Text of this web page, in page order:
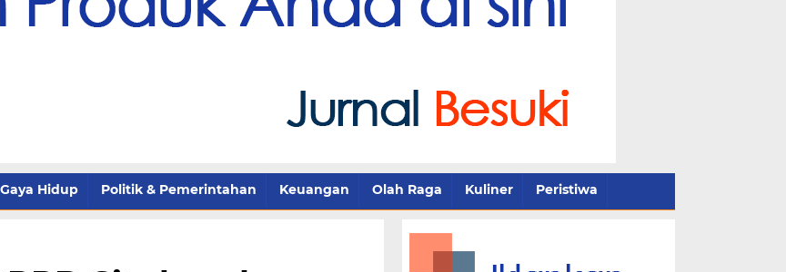
Gaya Hidup Politik & Pemerintahan Keuangan Olah Raga Kuliner Peristiwa